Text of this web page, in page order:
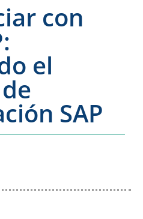
con
el
SAP